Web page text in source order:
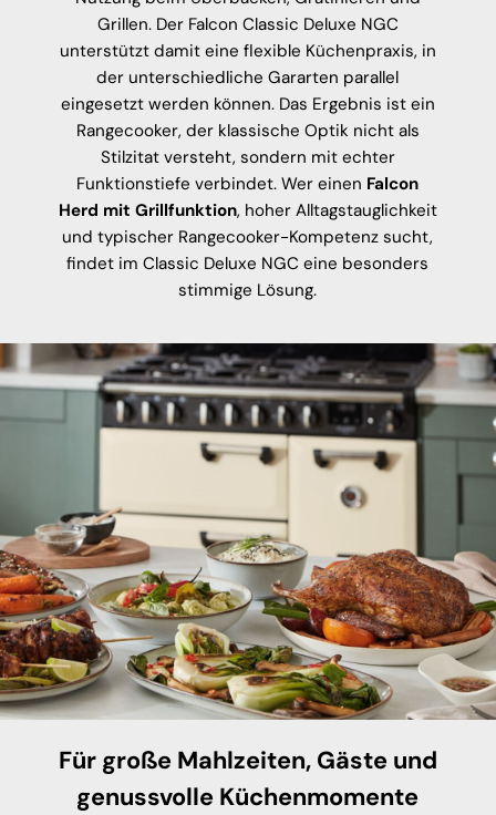
Grillen. Der Falcon Classic Deluxe NGC
unterstützt damit eine flexible Küchenpraxis, in
der unterschiedliche Gararten parallel
eingesetzt werden können. Das Ergebnis ist ein
Rangecooker, der klassische Optik nicht als
Stilzitat versteht, sondern mit echter
Funktionstiefe verbindet. Wer einen Falcon
Herd mit Grillfunktion, hoher Alltagstauglichkeit
und typischer Rangecooker-Kompetenz sucht,
findet im Classic Deluxe NGC eine besonders
stimmige Lösung.
Für große Mahlzeiten, Gäste und
genussvolle Küchenmomente